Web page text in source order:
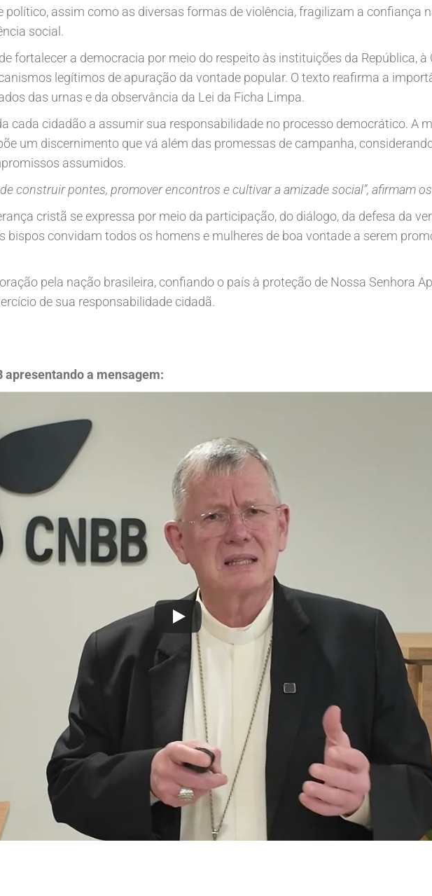
político, assim como as diversas formas de violência, fragilizam a confiança
social.
fortalecer a democracia por meio do respeito às instituições da República,
legítimos de apuração da vontade popular. O texto reafirma a
das urnas e da observância da Lei da Ficha Limpa.
cada cidadão a assumir sua responsabilidade no processo democrático. A
um discernimento que vá além das promessas de campanha,
assumidos.
construir pontes, promover encontros e cultivar a amizade social”, afirmam
cristã se expressa por meio da participação, do diálogo, da defesa da
bispos convidam todos os homens e mulheres de boa vontade a serem
pela nação brasileira, confiando o país à proteção de Nossa Senhora
de sua responsabilidade cidadã.
apresentando a mensagem: